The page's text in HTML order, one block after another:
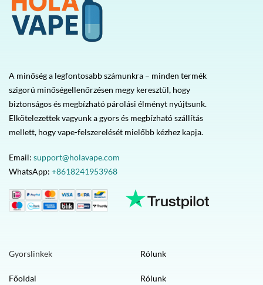
A minőség a legfontosabb számunkra – minden termék
szigorú minőségellenőrzésen megy keresztül, hogy
biztonságos és megbízható párolási élményt nyújtsunk.
Elkötelezettek vagyunk a gyors és megbízható szállítás
mellett, hogy vape-felszerelését mielőbb kézhez kapja.
Email: support@holavape.com
WhatsApp: +8618241953968
Gyorslinkek
Főoldal
Rólunk
Rólunk